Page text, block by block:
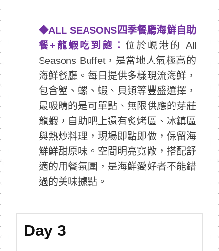
◆ALL SEASONS 四季餐廳海鮮自助
餐+龍蝦吃到飽： 位於峴港的 All
Seasons Buffet，是當地人氣極高的
海鮮餐廳。每日提供多樣現流海鮮，
包含蟹、螺、蝦、貝類等豐盛選擇，
最吸睛的是可單點、無限供應的芽莊
龍蝦，自助吧上還有炙烤區、冰鎮區
與熱炒料理，現場即點即做，保留海
鮮鮮甜原味。空間明亮寬敞，搭配舒
適的用餐氛圍，是海鮮愛好者不能錯
過的美味據點。
Day 3